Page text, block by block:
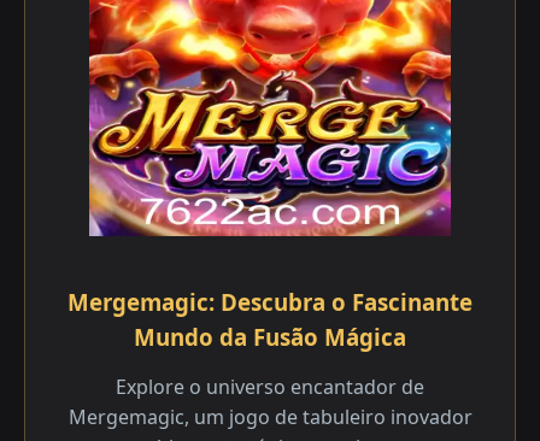
Mergemagic: Descubra o Fascinante
Mundo da Fusão Mágica
Explore o universo encantador de
Mergemagic, um jogo de tabuleiro inovador